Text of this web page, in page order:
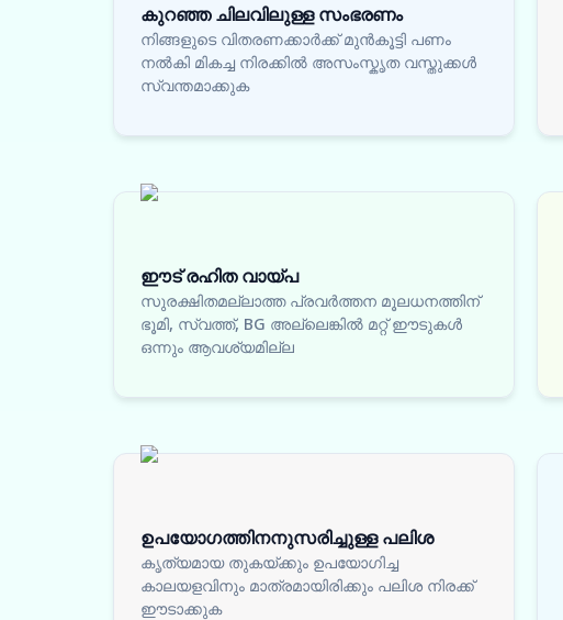
കുറഞ്ഞ ചിലവിലുള്ള സംഭരണം
നിങ്ങളുടെ വിതരണക്കാർക്ക് മുൻകൂട്ടി പണം
നൽകി മികച്ച നിരക്കിൽ അസംസ്കൃത വസ്തുക്കൾ
സ്വന്തമാക്കുക
ഈട് രഹിത വായ്പ
സുരക്ഷിതമല്ലാത്ത പ്രവർത്തന മൂലധനത്തിന്
ഭൂമി, സ്വത്ത്, BG അല്ലെങ്കിൽ മറ്റ് ഈടുകൾ
ഒന്നും ആവശ്യമില്ല
ഉപയോഗത്തിനനുസരിച്ചുള്ള പലിശ
കൃത്യമായ തുകയ്ക്കും ഉപയോഗിച്ച
കാലയളവിനും മാത്രമായിരിക്കും പലിശ നിരക്ക്
ഈടാക്കുക